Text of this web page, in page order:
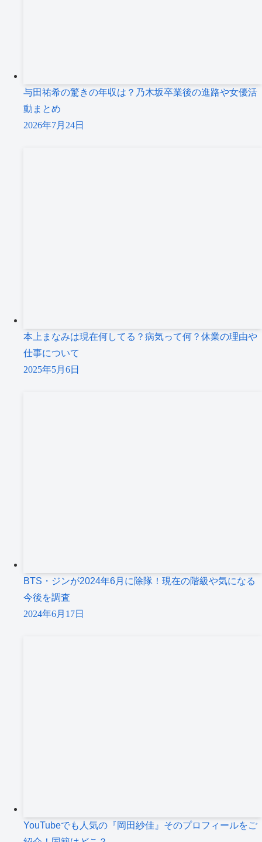
与田祐希の驚きの年収は？乃木坂卒業後の進路や女優活
動まとめ
2026年7月24日
本上まなみは現在何してる？病気って何？休業の理由や
仕事について
2025年5月6日
BTS・ジンが2024年6月に除隊！現在の階級や気になる
今後を調査
2024年6月17日
YouTubeでも人気の『岡田紗佳』そのプロフィールをご